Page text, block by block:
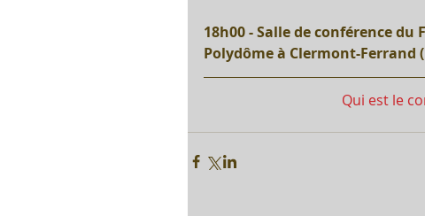
18h00 - Salle de conférence
Polydôme à Clermont-Ferrand
Qui est le